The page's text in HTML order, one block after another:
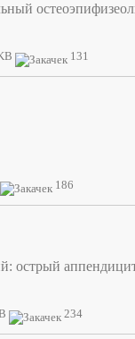
131
186
острый
234